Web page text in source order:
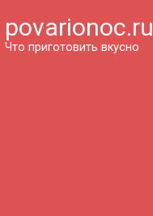
povarionoc.ru
Что приготовить вкусно